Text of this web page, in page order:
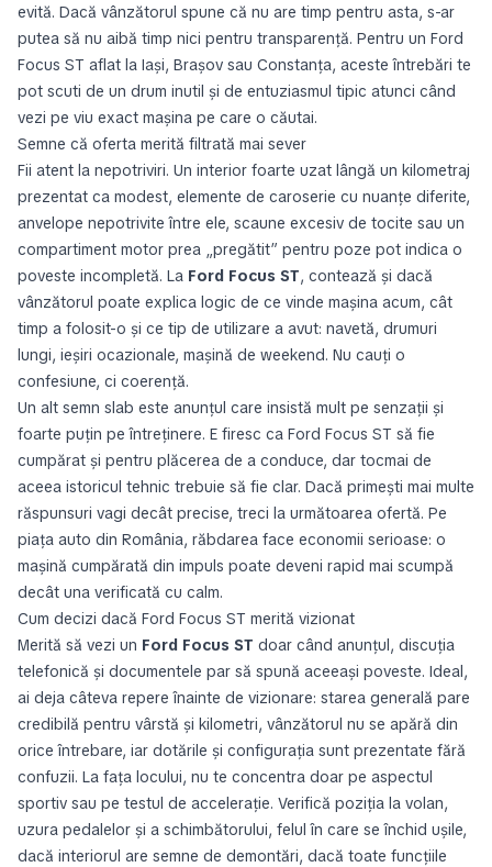
evită. Dacă vânzătorul spune că nu are timp pentru asta, s-ar
putea să nu aibă timp nici pentru transparență. Pentru un Ford
Focus ST aflat la Iași, Brașov sau Constanța, aceste întrebări te
pot scuti de un drum inutil și de entuziasmul tipic atunci când
vezi pe viu exact mașina pe care o căutai.
Semne că oferta merită filtrată mai sever
Fii atent la nepotriviri. Un interior foarte uzat lângă un kilometraj
prezentat ca modest, elemente de caroserie cu nuanțe diferite,
anvelope nepotrivite între ele, scaune excesiv de tocite sau un
compartiment motor prea „pregătit” pentru poze pot indica o
poveste incompletă. La Ford Focus ST, contează și dacă
vânzătorul poate explica logic de ce vinde mașina acum, cât
timp a folosit-o și ce tip de utilizare a avut: navetă, drumuri
lungi, ieșiri ocazionale, mașină de weekend. Nu cauți o
confesiune, ci coerență.
Un alt semn slab este anunțul care insistă mult pe senzații și
foarte puțin pe întreținere. E firesc ca Ford Focus ST să fie
cumpărat și pentru plăcerea de a conduce, dar tocmai de
aceea istoricul tehnic trebuie să fie clar. Dacă primești mai multe
răspunsuri vagi decât precise, treci la următoarea ofertă. Pe
piața auto din România, răbdarea face economii serioase: o
mașină cumpărată din impuls poate deveni rapid mai scumpă
decât una verificată cu calm.
Cum decizi dacă Ford Focus ST merită vizionat
Merită să vezi un Ford Focus ST doar când anunțul, discuția
telefonică și documentele par să spună aceeași poveste. Ideal,
ai deja câteva repere înainte de vizionare: starea generală pare
credibilă pentru vârstă și kilometri, vânzătorul nu se apără din
orice întrebare, iar dotările și configurația sunt prezentate fără
confuzii. La fața locului, nu te concentra doar pe aspectul
sportiv sau pe testul de accelerație. Verifică poziția la volan,
uzura pedalelor și a schimbătorului, felul în care se închid ușile,
dacă interiorul are semne de demontări, dacă toate funcțiile